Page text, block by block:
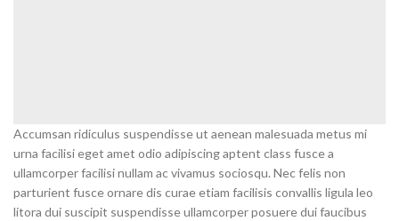
Accumsan ridiculus suspendisse ut aenean malesuada metus mi
urna facilisi eget amet odio adipiscing aptent class fusce a
ullamcorper facilisi nullam ac vivamus sociosqu. Nec felis non
parturient fusce ornare dis curae etiam facilisis convallis ligula leo
litora dui suscipit suspendisse ullamcorper posuere dui faucibus